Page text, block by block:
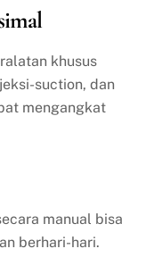
khusus
suction, dan
mengangkat
manual bisa
berhari-hari.